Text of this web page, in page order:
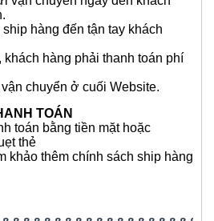
CHUYỂN
vận chuyển ngay đến khách
hàng đến tận tay khách
hàng phải thanh toán phí
chuyển ở cuối Website.
TOÁN
toán bằng tiền mặt hoặc
thẻ